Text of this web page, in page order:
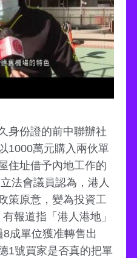
身份證的前中聯辦社
1000萬元購入兩伙單
住址借予內地工作的
法會議員認為，港人
策原意，變為投資工
報道指「港人港地」
成單位獲准轉售出
1號買家是否真的把單